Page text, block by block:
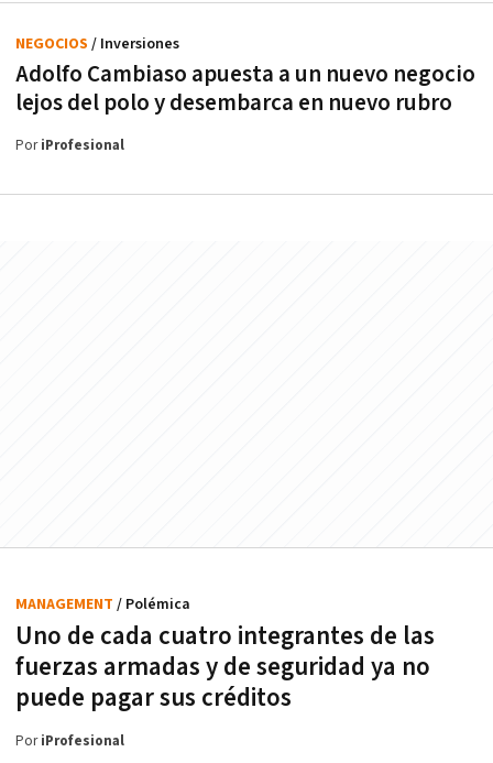
Adolfo Cambiaso apuesta a un nuevo negocio
lejos del polo y desembarca en nuevo rubro
NEGOCIOS / Inversiones
PoriProfesional
Uno de cada cuatro integrantes de las
fuerzas armadas y de seguridad ya no
puede pagar sus créditos
MANAGEMENT / Polémica
PoriProfesional